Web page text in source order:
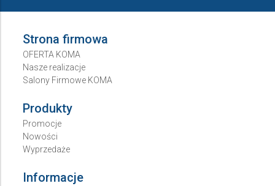
Strona firmowa
OFERTA KOMA
Nasze realizacje
Salony Firmowe KOMA
Produkty
Promocje
Nowości
Wyprzedaże
Informacje